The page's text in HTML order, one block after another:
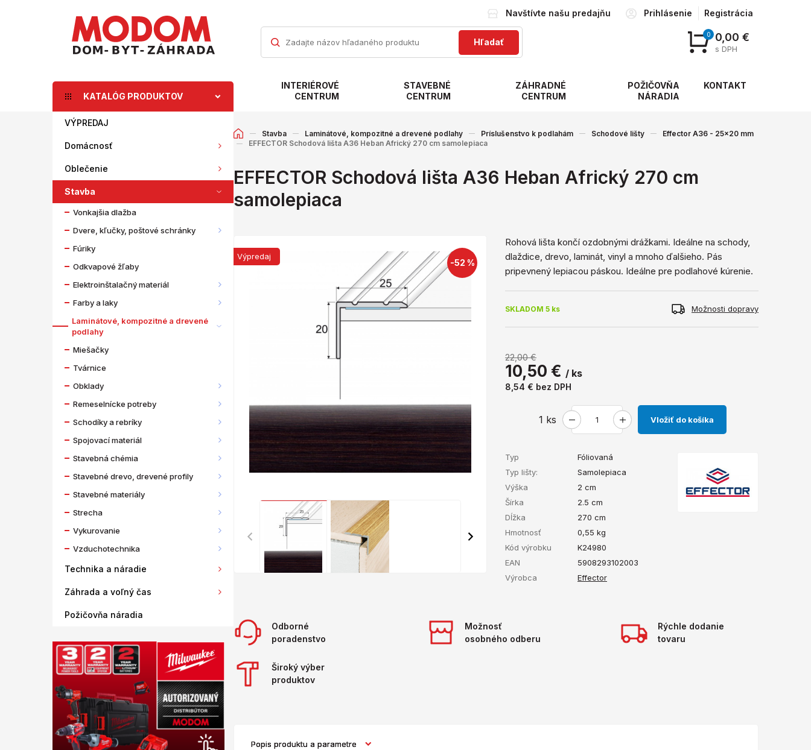
Navštívte našu predajňu Prihlásenie Registrácia
Hľadať
0 0,00 €
s DPH
INTERIÉROVÉ
CENTRUM
STAVEBNÉ
CENTRUM
ZÁHRADNÉ
CENTRUM
POŽIČOVŇA
NÁRADIA
KONTAKT
KATALÓG PRODUKTOV
VÝPREDAJ
Domácnosť
Oblečenie
Stavba
Vonkajšia dlažba
Dvere, kľučky, poštové schránky
Fúriky
Odkvapové žľaby
Elektroinštalačný materiál
Farby a laky
Laminátové, kompozitné a drevené
podlahy
Miešačky
Tvárnice
Obklady
Remeselnícke potreby
Schodíky a rebríky
Spojovací materiál
Stavebná chémia
Stavebné drevo, drevené profily
Stavebné materiály
Strecha
Vykurovanie
Vzduchotechnika
Technika a náradie
Záhrada a voľný čas
Požičovňa náradia
Stavba Laminátové, kompozitné a drevené podlahy Príslušenstvo k podlahám Schodové lišty
Effector A36 - 25x20 mm
EFFECTOR Schodová lišta A36 Heban Africký 270 cm samolepiaca
EFFECTOR Schodová lišta A36 Heban Africký 270 cm
samolepiaca
-52 %
Výpredaj
Rohová lišta končí ozdobnými drážkami. Ideálne na schody,
dlaždice, drevo, laminát, vinyl a mnoho ďalšieho. Pás
pripevnený lepiacou páskou. Ideálne pre podlahové kúrenie.
SKLADOM 5 ks Možnosti dopravy
22,00 €
10,50 € / ks
8,54 € bez DPH
1 ks Vložiť do košíka
Typ
Fóliovaná
Typ lišty:
Samolepiaca
Výška
2 cm
Šírka
2.5 cm
Dĺžka
270 cm
Hmotnosť
0,55 kg
Kód výrobku
K24980
EAN
5908293102003
Výrobca
Effector
Odborné
poradenstvo
Možnosť
osobného odberu
Rýchle dodanie
tovaru
Široký výber
produktov
Popis produktu a parametre